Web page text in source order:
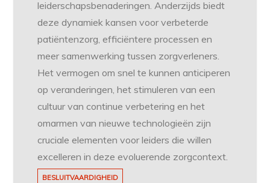
leiderschapsbenaderingen. Anderzijds biedt
deze dynamiek kansen voor verbeterde
patiëntenzorg, efficiëntere processen en
meer samenwerking tussen zorgverleners.
Het vermogen om snel te kunnen anticiperen
op veranderingen, het stimuleren van een
cultuur van continue verbetering en het
omarmen van nieuwe technologieën zijn
cruciale elementen voor leiders die willen
excelleren in deze evoluerende zorgcontext.
BESLUITVAARDIGHEID